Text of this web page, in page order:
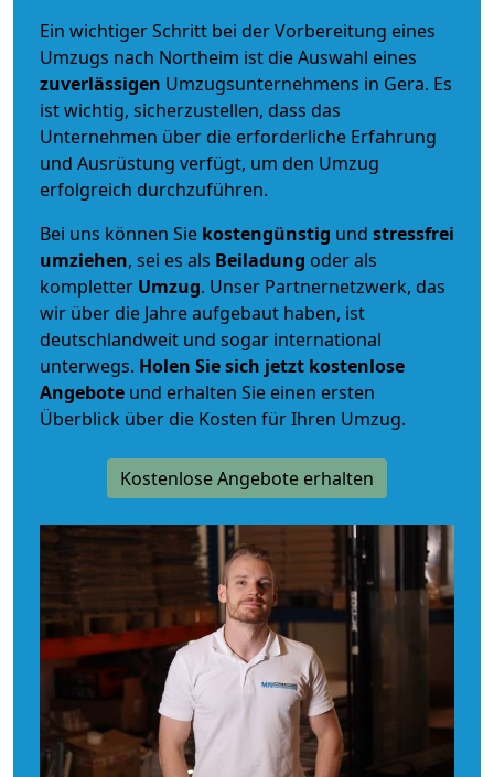
Ein wichtiger Schritt bei der Vorbereitung eines
Umzugs nach Northeim ist die Auswahl eines
zuverlässigen Umzugsunternehmens in Gera. Es
ist wichtig, sicherzustellen, dass das
Unternehmen über die erforderliche Erfahrung
und Ausrüstung verfügt, um den Umzug
erfolgreich durchzuführen.
Bei uns können Sie kostengünstig und stressfrei
umziehen, sei es als Beiladung oder als
kompletter Umzug. Unser Partnernetzwerk, das
wir über die Jahre aufgebaut haben, ist
deutschlandweit und sogar international
unterwegs. Holen Sie sich jetzt kostenlose
Angebote und erhalten Sie einen ersten
Überblick über die Kosten für Ihren Umzug.
Kostenlose Angebote erhalten